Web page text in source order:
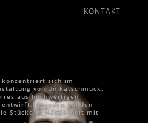
KONTAKT
konzentriert sich im
von Unikatschmuck,
aus hochwertigen
für jeden Kunden
Stücke in Handarbeit mit